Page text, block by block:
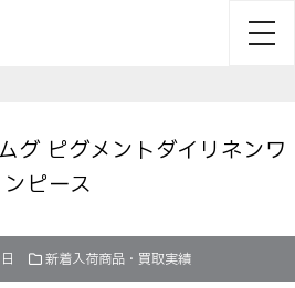
グ ピグメントダイリネンワ
ンピース
新着入荷商品・買取実績